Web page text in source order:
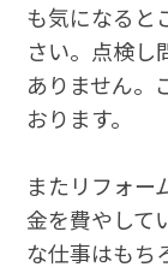
も気になると
さい。点検し
ありません。
おります。
またリフォー
金を費やして
な仕事はもち